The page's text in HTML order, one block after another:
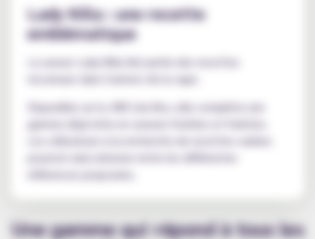
Lady Killa : une recette
emblématique
La saveur Lady Killa fait partie des recettes
reconnues dans l'univers de la vape.
Disponible sur la JNR Lila Kiss, elle complète une
gamme déjà riche en saveurs fruitées et fraîches.
Une gamme qui répond à tous les